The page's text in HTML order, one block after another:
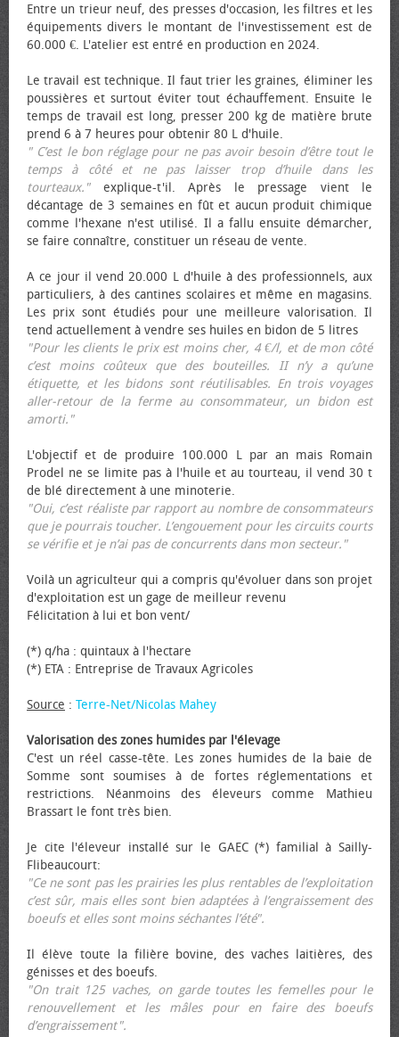
Entre un trieur neuf, des presses d'occasion, les filtres et les
équipements divers le montant de l'investissement est de
60.000 €. L'atelier est entré en production en 2024.
Le travail est technique. Il faut trier les graines, éliminer les
poussières et surtout éviter tout échauffement. Ensuite le
temps de travail est long, presser 200 kg de matière brute
prend 6 à 7 heures pour obtenir 80 L d'huile.
" C’est le bon réglage pour ne pas avoir besoin d’être tout le
temps à côté et ne pas laisser trop d’huile dans les
tourteaux."explique-t'il. Après le pressage vient le
décantage de 3 semaines en fût et aucun produit chimique
comme l'hexane n'est utilisé. Il a fallu ensuite démarcher,
se faire connaître, constituer un réseau de vente.
A ce jour il vend 20.000 L d'huile à des professionnels, aux
particuliers, à des cantines scolaires et même en magasins.
Les prix sont étudiés pour une meilleure valorisation. Il
tend actuellement à vendre ses huiles en bidon de 5 litres
"Pour les clients le prix est moins cher, 4 €/l, et de mon côté
c’est moins coûteux que des bouteilles. II n’y a qu’une
étiquette, et les bidons sont réutilisables. En trois voyages
aller-retour de la ferme au consommateur, un bidon est
amorti."
L'objectif et de produire 100.000 L par an mais Romain
Prodel ne se limite pas à l'huile et au tourteau, il vend 30 t
de blé directement à une minoterie.
"Oui, c’est réaliste par rapport au nombre de consommateurs
que je pourrais toucher. L’engouement pour les circuits courts
se vérifie et je n’ai pas de concurrents dans mon secteur."
Voilà un agriculteur qui a compris qu'évoluer dans son projet
d'exploitation est un gage de meilleur revenu
Félicitation à lui et bon vent/
(*) q/ha : quintaux à l'hectare
(*) ETA : Entreprise de Travaux Agricoles
Source : Terre-Net/Nicolas Mahey
Valorisation des zones humides par l'élevage
C'est un réel casse-tête. Les zones humides de la baie de
Somme sont soumises à de fortes réglementations et
restrictions. Néanmoins des éleveurs comme Mathieu
Brassart le font très bien.
Je cite l'éleveur installé sur le GAEC (*) familial à Sailly-
Flibeaucourt:
"Ce ne sont pas les prairies les plus rentables de l’exploitation
c’est sûr, mais elles sont bien adaptées à l’engraissement des
bœufs et elles sont moins séchantes l’été".
Il élève toute la filière bovine, des vaches laitières, des
génisses et des bœufs.
"On trait 125 vaches, on garde toutes les femelles pour le
renouvellement et les mâles pour en faire des bœufs
d’engraissement".